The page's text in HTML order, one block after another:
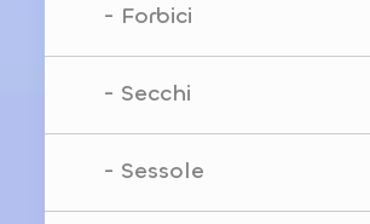
Forbici
Secchi
Sessole